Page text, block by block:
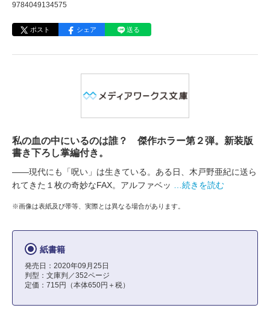
9784049134575
ポスト シェア 送る
私の血の中にいるのは誰？ 傑作ホラー第２弾。新装版
書き下ろし掌編付き。
――現代にも「呪い」は生きている。ある日、木戸野亜紀に送ら
れてきた１枚の奇妙なFAX。アルファベッ
…続きを読む
※画像は表紙及び帯等、実際とは異なる場合があります。
紙書籍
発売日：2020年09月25日
判型：文庫判／352ページ
定価：715円（本体650円＋税）